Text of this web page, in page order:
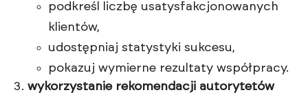
podkreśl liczbę usatysfakcjonowanych
klientów,
udostępniaj statystyki sukcesu,
pokazuj wymierne rezultaty współpracy.
wykorzystanie rekomendacji autorytetów